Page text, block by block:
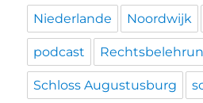
Niederlande Noordwijk
podcast
Schloss Augustusburg